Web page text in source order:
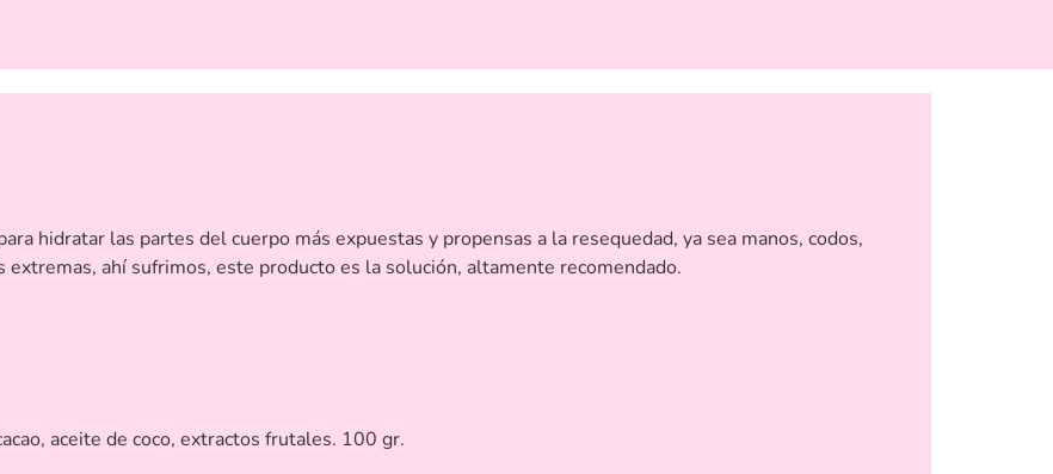
hidratar las partes del cuerpo más expuestas y propensas a la resequedad, ya sea manos, codos,
ahí sufrimos, este producto es la solución, altamente recomendado.
aceite de coco, extractos frutales. 100 gr.